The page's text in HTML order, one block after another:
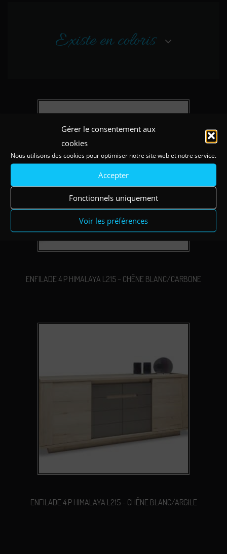
Gérer le consentement aux
cookies
Nous utilisons des cookies pour optimiser notre site web et notre service.
Accepter
Fonctionnels uniquement
Voir les préférences
Existe en coloris
ENFILADE 4 P HIMALAYA L215 – CHÊNE BLANC/CARBONE
ENFILADE 4 P HIMALAYA L215 – CHÊNE BLANC/ARGILE